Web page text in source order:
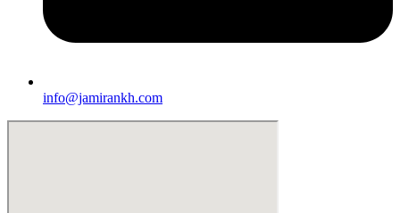
info@jamirankh.com